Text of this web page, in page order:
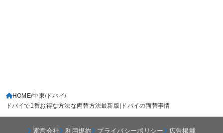
HOME 中東
ドバイ
ドバイで1番お得な方法な両替方法最新版|ドバイの両替事情
運営会社 利用規約 プライバシーポリシー 広告掲載